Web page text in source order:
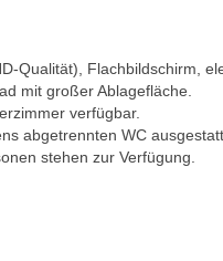
Qualität), Flachbildschirm,
mit großer Ablagefläche.
verfügbar.
abgetrennten WC
stehen zur Verfügung.